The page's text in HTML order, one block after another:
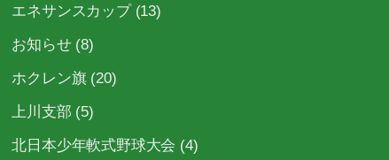
エネサンスカップ(13)
お知らせ(8)
ホクレン旗(20)
上川支部 (5)
北日本少年軟式野球大会 (4)